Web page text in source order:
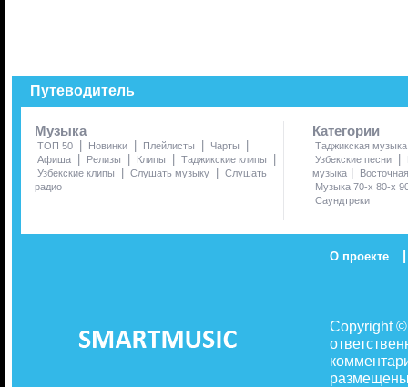
Путеводитель
Музыка
ТОП 50 | Новинки | Плейлисты | Чарты |
Афиша | Релизы | Клипы | Таджикские клипы |
Узбекские клипы | Слушать музыку | Слушать
радио
Категории
Таджикская музыка
Узбекские песни
|
музыка |
Музыка 70-х 80-х
Саундтреки
О проекте |
Copyright
размещены